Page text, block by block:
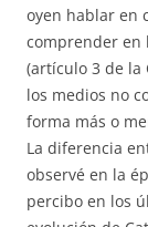
oyen hablar en
comprender en
(artículo 3 de la
los medios no
forma más o
La diferencia
observé en la
percibo en los